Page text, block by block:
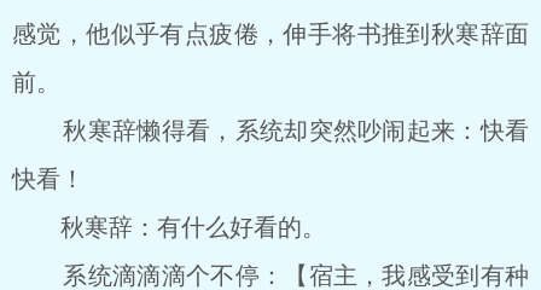
感觉，他似乎有点疲倦，伸手将书推到秋寒辞面
前。
秋寒辞懒得看，系统却突然吵闹起来：快看
快看！
秋寒辞：有什么好看的。
系统滴滴滴个不停：【宿主，我感受到有种